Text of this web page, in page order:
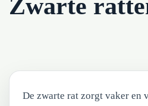
Zwarte
De zwarte rat zorgt vaker en